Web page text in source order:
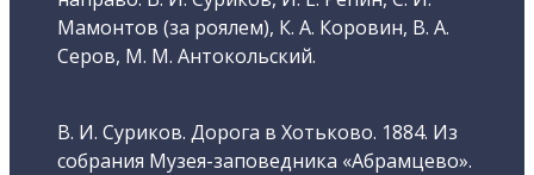
Мамонтов (за роялем), К. А. Коровин, В. А.
Серов, М. М. Антокольский.
В. И. Суриков. Дорога в Хотьково. 1884. Из
собрания Музея-заповедника «Абрамцево».